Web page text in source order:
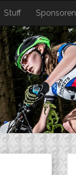
Stuff Sponsoren